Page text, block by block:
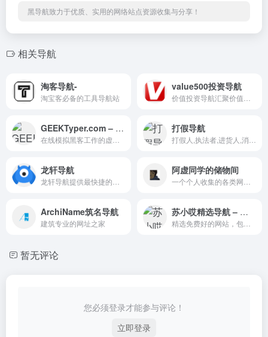
黑导航致力于优质、实用的网络站点资源收集与分享！
相关导航
淘客导航-
淘宝客必备的工具导航站
value500投资导航
GEEKTyper.com – Hacking Simulator 打假导航
龙轩导航 阿虚同学的储物间
ArchiName筑名导航
建筑专业的网址之家
苏小哎精选导航 – 精选免费的好导航
暂无评论
您必须登录才能参与评论！
立即登录